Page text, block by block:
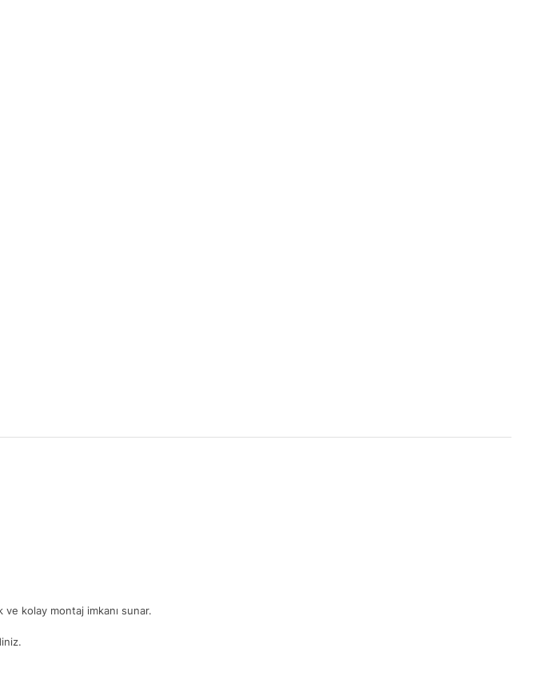
kolay montaj imkanı sunar.